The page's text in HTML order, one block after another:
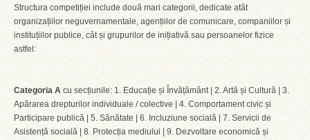
Structura competiției include două mari categorii, dedicate atât
organizațiilor neguvernamentale, agențiilor de comunicare, companiilor și
instituțiilor publice, cât și grupurilor de inițiativă sau persoanelor fizice
astfel:
Categoria A cu secțiunile: 1. Educație și Învățământ | 2. Artă și Cultură | 3.
Apărarea drepturilor individuale / colective | 4. Comportament civic și
Participare publică | 5. Sănătate | 6. Incluziune socială | 7. Servicii de
Asistență socială | 8. Protecția mediului | 9. Dezvoltare economică și